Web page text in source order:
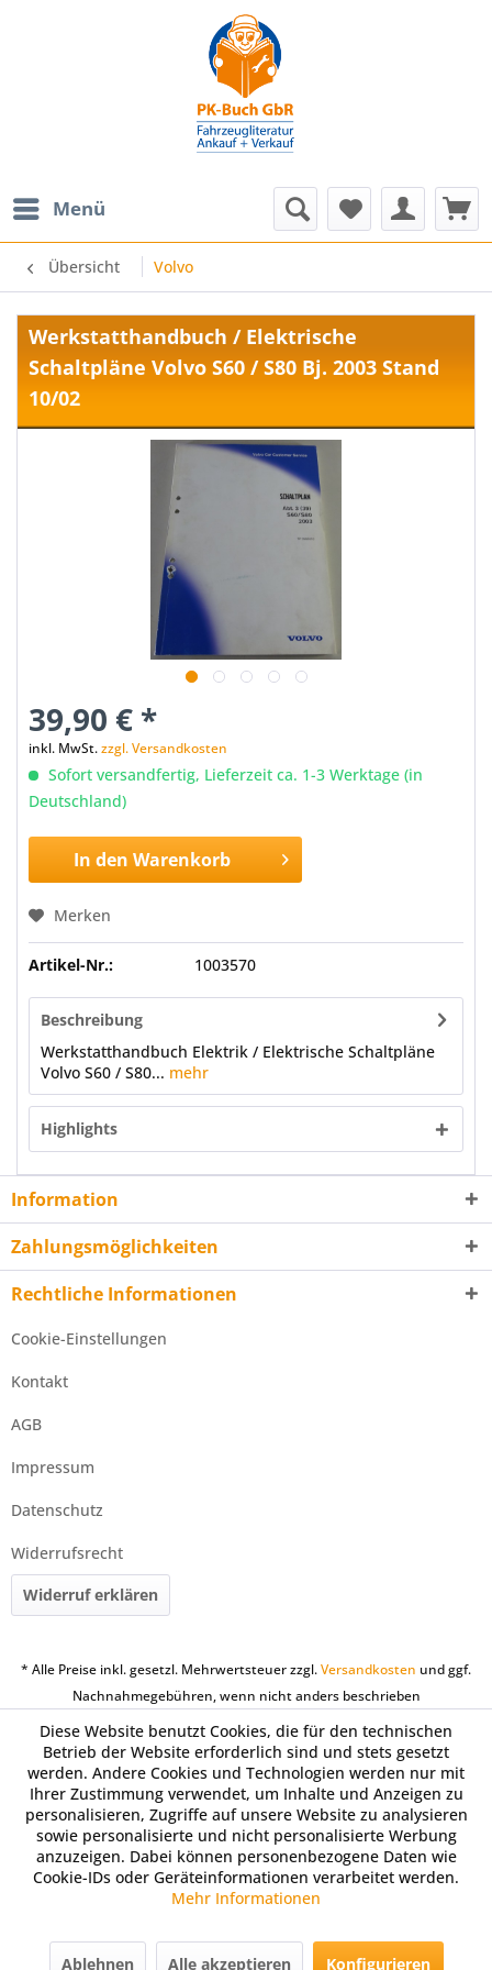
Menü
Übersicht Volvo
Werkstatthandbuch / Elektrische
Schaltpläne Volvo S60 / S80 Bj. 2003 Stand
10/02
39,90 € *
inkl. MwSt.zzgl. Versandkosten
Sofort versandfertig, Lieferzeit ca. 1-3 Werktage (in
Deutschland)
In den Warenkorb
Merken
Artikel-Nr.: 1003570
Beschreibung
Werkstatthandbuch Elektrik / Elektrische Schaltpläne
Volvo S60 / S80... mehr
Highlights
Information
Zahlungsmöglichkeiten
Rechtliche Informationen
Cookie-Einstellungen
Kontakt
AGB
Impressum
Datenschutz
Widerrufsrecht
Widerruf erklären
* Alle Preise inkl. gesetzl. Mehrwertsteuer zzgl.Versandkosten und ggf.
Nachnahmegebühren, wenn nicht anders beschrieben
Diese Website benutzt Cookies, die für den technischen
Betrieb der Website erforderlich sind und stets gesetzt
werden. Andere Cookies und Technologien werden nur mit
Ihrer Zustimmung verwendet, um Inhalte und Anzeigen zu
personalisieren, Zugriffe auf unsere Website zu analysieren
sowie personalisierte und nicht personalisierte Werbung
anzuzeigen. Dabei können personenbezogene Daten wie
Cookie-IDs oder Geräteinformationen verarbeitet werden.
Mehr Informationen
Ablehnen Alle akzeptieren Konfigurieren